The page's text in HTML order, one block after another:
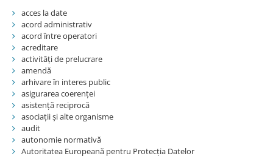
acces la date
acord administrativ
acord între operatori
acreditare
activități de prelucrare
amendă
arhivare în interes public
asigurarea coerenței
asistență reciprocă
asociații și alte organisme
audit
autonomie normativă
Autoritatea Europeană pentru Protecția Datelor